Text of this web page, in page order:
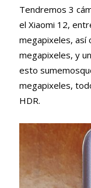
Tendremos 3
el Xiaomi 12,
megapixeles, así
megapixeles, y
esto
megapixeles,
HDR.